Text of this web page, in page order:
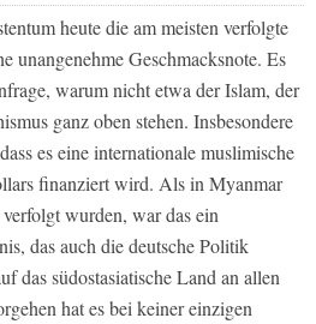
heute die am meisten verfolgte
unangenehme Geschmacksnote. Es
warum nicht etwa der Islam, der
ganz oben stehen. Insbesondere
es eine internationale muslimische
finanziert wird. Als in Myanmar
wurden, war das ein
das auch die deutsche Politik
das südostasiatische Land an allen
hat es bei keiner einzigen